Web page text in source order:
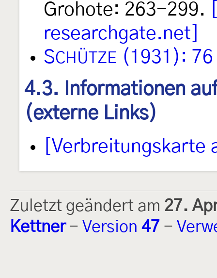
Grohote: 263-299.
researchgate.net]
SCHÜTZE (1931): 76
4.3. Informationen
(externe Links)
Zuletzt geändert am 27.
Kettner- Version 47 -